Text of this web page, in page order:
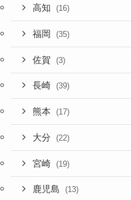
高知 (16)
福岡 (35)
佐賀 (3)
長崎 (39)
熊本 (17)
大分 (22)
宮崎 (19)
鹿児島 (13)